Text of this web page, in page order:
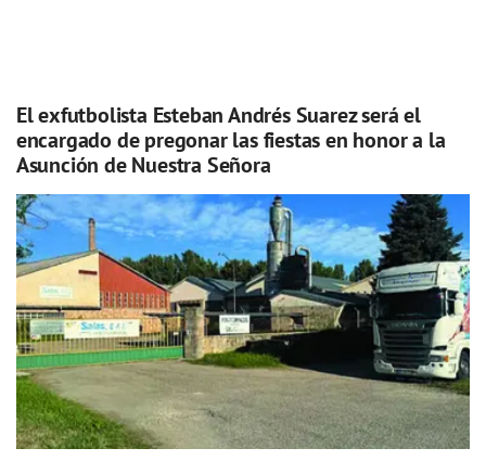
El exfutbolista Esteban Andrés Suarez será el
encargado de pregonar las fiestas en honor a la
Asunción de Nuestra Señora